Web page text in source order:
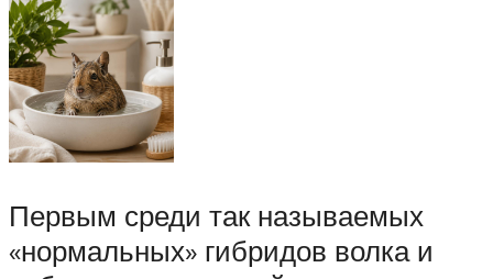
Первым среди так называемых
«нормальных» гибридов волка и